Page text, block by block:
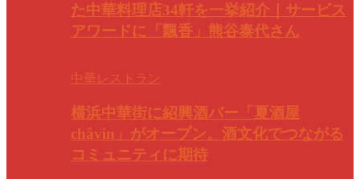
た中華料理店34軒を一挙紹介｜サービス
アワードに「飄香」熊谷泰代さん
中華レストラン
横浜中華街に紹興酒バー「夏酒屋
châvin」がオープン。酒文化でつながる
コミュニティに期待